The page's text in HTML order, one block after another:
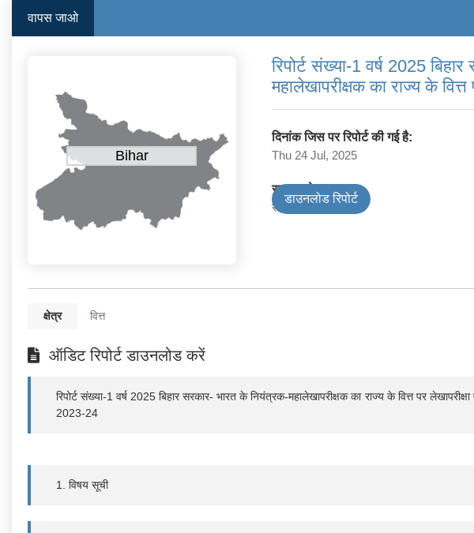
वापस जाओ
Bihar
रिपोर्ट संख्या-1 वर्ष 2025
महालेखापरीक्षक का राज्य के
दिनांक जिस पर रिपोर्ट की गई है:
Thu 24 Jul, 2025
सरकार के प्रकार
राज्य
डाउनलोड रिपोर्ट
क्षेत्र वित्त
ऑडिट रिपोर्ट डाउनलोड करें
रिपोर्ट संख्या-1 वर्ष 2025 बिहार सरकार- भारत के नियंत्रक-महालेखापरीक्षक का राज्य के वित्त पर
2023-24
1. विषय सूची